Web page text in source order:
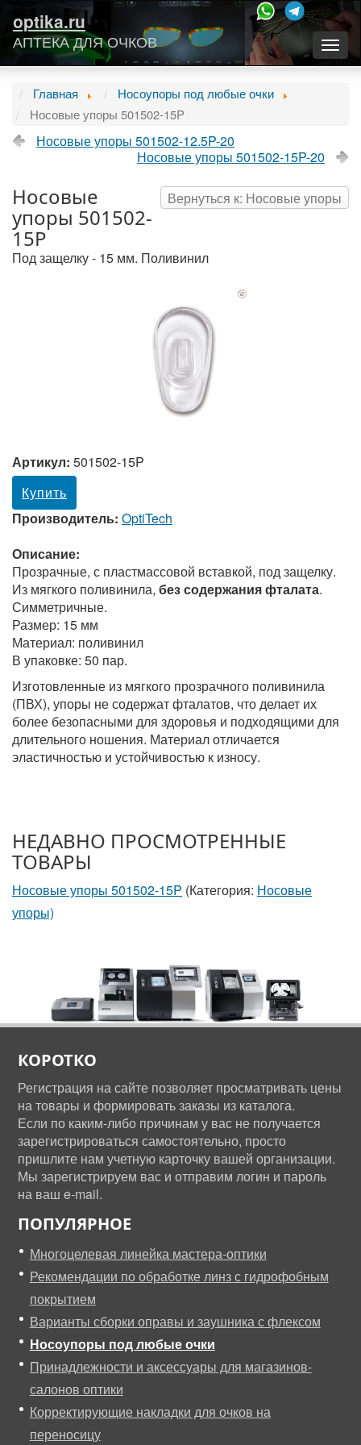
optika.ru
АПТЕКА ДЛЯ ОЧКОВ
Главная
Носоупоры под любые очки
Носовые упоры 501502-15P
Носовые упоры 501502-12.5P-20
Носовые упоры 501502-15P-20
Вернуться к: Носовые упоры
Носовые
упоры 501502-
15P
Под защелку - 15 мм. Поливинил
Артикул: 501502-15P
Купить
Производитель: OptiTech
Описание:
Прозрачные, с пластмассовой вставкой, под защелку.
Из мягкого поливинила, без содержания фталата.
Симметричные.
Размер: 15 мм
Материал: поливинил
В упаковке: 50 пар.
Изготовленные из мягкого прозрачного поливинила
(ПВХ), упоры не содержат фталатов, что делает их
более безопасными для здоровья и подходящими для
длительного ношения. Материал отличается
эластичностью и устойчивостью к износу.
НЕДАВНО ПРОСМОТРЕННЫЕ
ТОВАРЫ
Носовые упоры 501502-15P (Категория: Носовые
упоры)
КОРОТКО
Регистрация на сайте позволяет просматривать цены
на товары и формировать заказы из каталога.
Если по каким-либо причинам у вас не получается
зарегистрироваться самостоятельно, просто
пришлите нам учетную карточку вашей организации.
Мы зарегистрируем вас и отправим логин и пароль
на ваш e-mail.
ПОПУЛЯРНОЕ
Многоцелевая линейка мастера-оптики
Рекомендации по обработке линз с гидрофобным
покрытием
Варианты сборки оправы и заушника с флексом
Носоупоры под любые очки
Принадлежности и аксессуары для магазинов-
салонов оптики
Корректирующие накладки для очков на
переносицу